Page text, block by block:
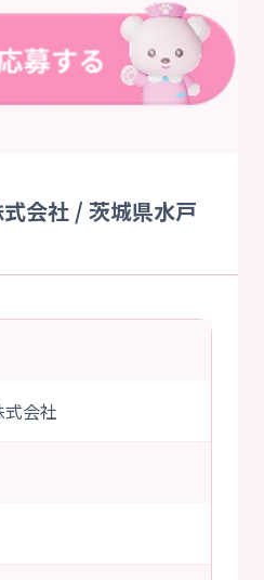
会社 / 茨城県水戸
会社